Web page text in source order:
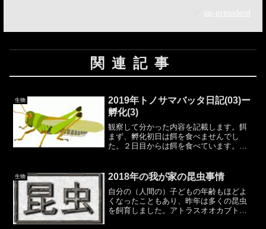
sp-president
関連記事
生物
2019年トノサマバッタ日記(03)ー
孵化(3)
観察して分かった内容を記載します。餌
まず、孵化初日は餌を食べませんでし
た。２日目からは餌を食べています。食
キャベツとキュウリはまだ食べていない
ように思えます。それほど食欲...
生物 2018年の我が家の昆虫事情
自分の（人間の）子どもの年齢もほどよ
くなったこともあり、昨年は多くの昆虫
を飼育しました。アトラスオオカブト、